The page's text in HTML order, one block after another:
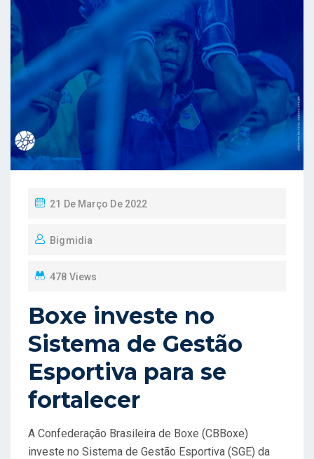
P
S
E
O
N
21 De Março De 2022
Bigmidia
478 Views
Boxe investe no
Sistema de Gestão
Esportiva para se
fortalecer
A Confederação Brasileira de Boxe (CBBoxe)
investe no Sistema de Gestão Esportiva (SGE) da